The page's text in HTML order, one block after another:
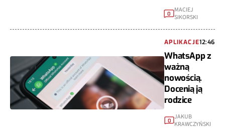
0 MACIEJ
SIKORSKI
APLIKACJE12:46
WhatsApp z
ważną
nowością.
Docenią ją
rodzice
0 JAKUB
KRAWCZYŃSKI